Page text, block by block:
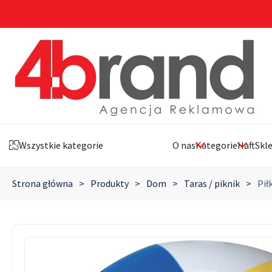
Wszystkie kategorie O nasKategorieHaft
Strona główna > Produkty > Dom > Taras / piknik >